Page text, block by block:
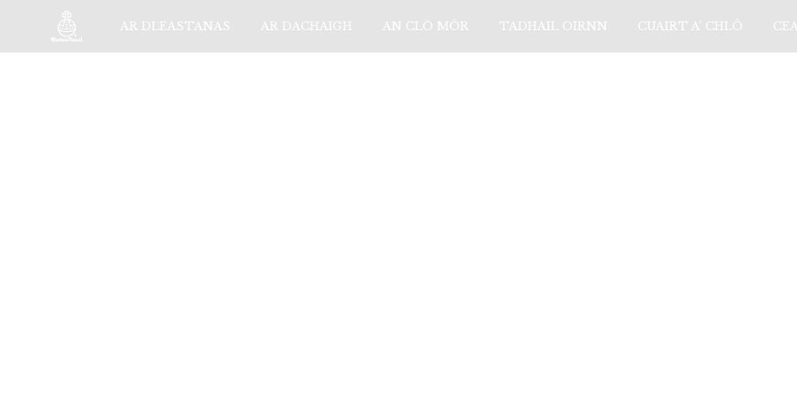
AR DLEASTANAS AR DACHAIGH AN CLÒ MÒR TADHAIL OIRNN CUAIRT A’ CHLÒ